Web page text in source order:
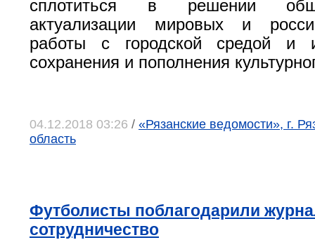
сплотиться в решении
актуализации мировых и
работы с городской средой и
сохранения и пополнения
04.12.2018 03:26 / «Рязанские ведомости», г.
область
Футболисты поблагодарили
сотрудничество